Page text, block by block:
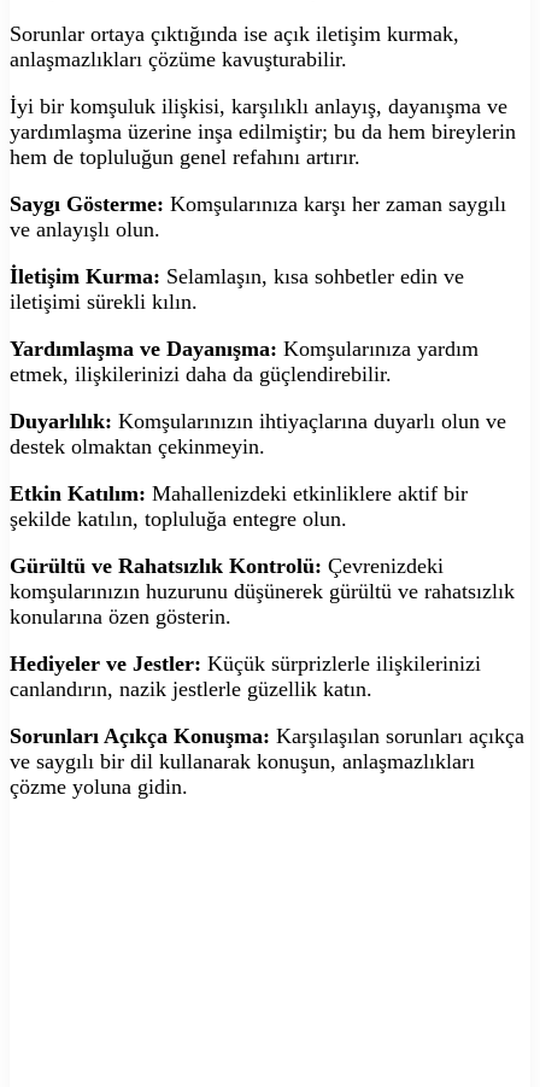
Sorunlar ortaya çıktığında ise açık iletişim kurmak,
anlaşmazlıkları çözüme kavuşturabilir.
İyi bir komşuluk ilişkisi, karşılıklı anlayış, dayanışma ve
yardımlaşma üzerine inşa edilmiştir; bu da hem bireylerin
hem de topluluğun genel refahını artırır.
Saygı Gösterme: Komşularınıza karşı her zaman saygılı
ve anlayışlı olun.
İletişim Kurma: Selamlaşın, kısa sohbetler edin ve
iletişimi sürekli kılın.
Yardımlaşma ve Dayanışma: Komşularınıza yardım
etmek, ilişkilerinizi daha da güçlendirebilir.
Duyarlılık: Komşularınızın ihtiyaçlarına duyarlı olun ve
destek olmaktan çekinmeyin.
Etkin Katılım: Mahallenizdeki etkinliklere aktif bir
şekilde katılın, topluluğa entegre olun.
Gürültü ve Rahatsızlık Kontrolü: Çevrenizdeki
komşularınızın huzurunu düşünerek gürültü ve rahatsızlık
konularına özen gösterin.
Hediyeler ve Jestler: Küçük sürprizlerle ilişkilerinizi
canlandırın, nazik jestlerle güzellik katın.
Sorunları Açıkça Konuşma: Karşılaşılan sorunları açıkça
ve saygılı bir dil kullanarak konuşun, anlaşmazlıkları
çözme yoluna gidin.